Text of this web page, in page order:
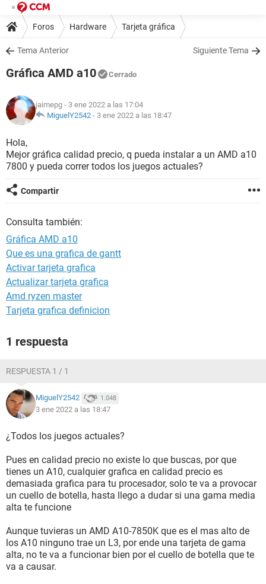
Foros Hardware Tarjeta gráfica
Tema Anterior Siguiente Tema
Gráfica AMD a10 Cerrado
jaimepg - 3 ene 2022 a las 17:04
MiguelY2542 - 3 ene 2022 a las 18:47
Hola,
Mejor gráfica calidad precio, q pueda instalar a un AMD a10
7800 y pueda correr todos los juegos actuales?
Compartir
Consulta también:
Gráfica AMD a10
Que es una grafica de gantt
Activar tarjeta grafica
Actualizar tarjeta grafica
Amd ryzen master
Tarjeta grafica definicion
1 respuesta
RESPUESTA 1 / 1
MiguelY2542 1.048
3 ene 2022 a las 18:47
¿Todos los juegos actuales?
Pues en calidad precio no existe lo que buscas, por que
tienes un A10, cualquier grafica en calidad precio es
demasiada grafica para tu procesador, solo te va a provocar
un cuello de botella, hasta llego a dudar si una gama media
alta te funcione
Aunque tuvieras un AMD A10-7850K que es el mas alto de
los A10 ninguno trae un L3, por ende una tarjeta de gama
alta, no te va a funcionar bien por el cuello de botella que te
va a causar.